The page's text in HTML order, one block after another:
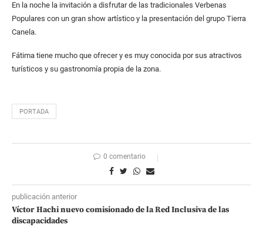
En la noche la invitación a disfrutar de las tradicionales Verbenas
Populares con un gran show artístico y la presentación del grupo Tierra
Canela.
Fátima tiene mucho que ofrecer y es muy conocida por sus atractivos
turísticos y su gastronomía propia de la zona.
PORTADA
0 comentario
publicación anterior
Víctor Hachi nuevo comisionado de la Red Inclusiva de las
discapacidades